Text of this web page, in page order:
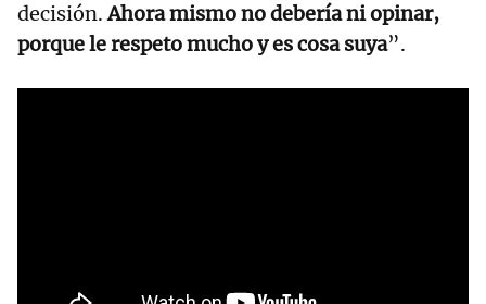
decisión.Ahora mismo no debería ni opinar,
porque le respeto mucho y es cosa suya”.